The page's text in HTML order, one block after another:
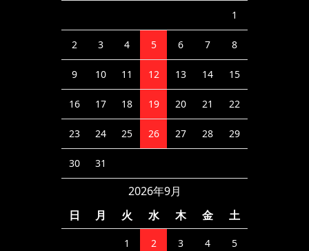
1
2 3 4 5 6 7 8
9 10 11 12 13 14 15
16 17 18 19 20 21 22
23 24 25 26 27 28 29
30 31
2026年9月
日
月 火 水 木 金 土
1 2 3 4 5